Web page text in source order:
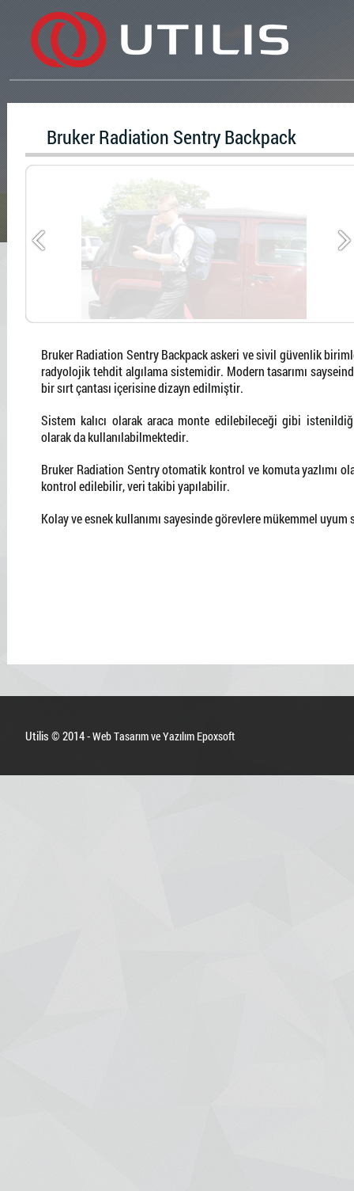
Bruker Radiation Sentry Backpack
Bruker Radiation Sentry Backpack askeri ve sivil güvenlik
radyolojik tehdit algılama sistemidir. Modern tasarımı
bir sırt çantası içerisine dizayn edilmiştir.
Sistem kalıcı olarak araca monte edilebileceği gibi
olarak da kullanılabilmektedir.
Bruker Radiation Sentry otomatik kontrol ve komuta yazlımı
kontrol edilebilir, veri takibi yapılabilir.
Kolay ve esnek kullanımı sayesinde görevlere mükemmel uyum
Utilis © 2014 -Web Tasarım ve Yazılım Epoxsoft